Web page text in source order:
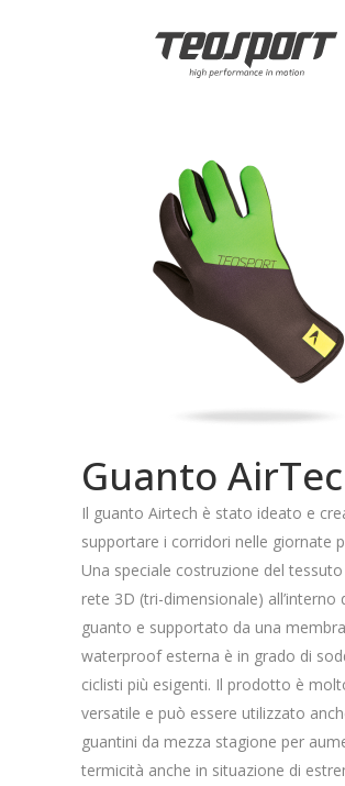
Guanto
Il guanto Airtech è stato ideato e
supportare i corridori nelle giornate
Una speciale costruzione del
rete 3D (tri-dimensionale) all’interno
guanto e supportato da una
waterproof esterna è in grado di
ciclisti più esigenti. Il prodotto è
versatile e può essere utilizzato
guantini da mezza stagione per
termicità anche in situazione di